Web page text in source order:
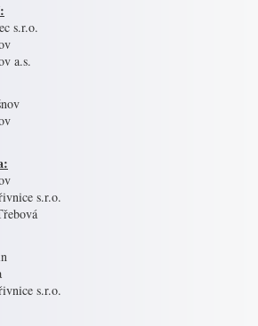
s.r.o.
a.s.
s.r.o.
s.r.o.